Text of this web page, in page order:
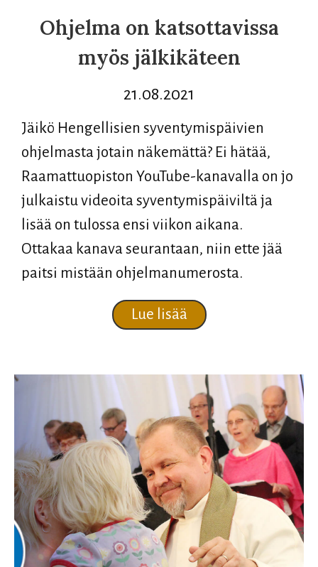
Ohjelma on katsottavissa
myös jälkikäteen
21.08.2021
Jäikö Hengellisien syventymispäivien
ohjelmasta jotain näkemättä? Ei hätää,
Raamattuopiston YouTube-kanavalla on jo
julkaistu videoita syventymispäiviltä ja
lisää on tulossa ensi viikon aikana.
Ottakaa kanava seurantaan, niin ette jää
paitsi mistään ohjelmanumerosta.
Lue lisääabout Ohjelma on